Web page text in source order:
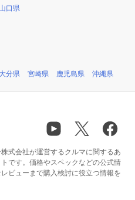
山口県
大分県 宮崎県 鹿児島県 沖縄県
式会社が運営するクルマに関するあ
です。価格やスペックなどの公式情
ビューまで購入検討に役立つ情報を